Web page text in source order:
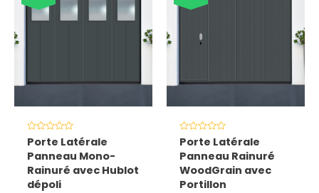
Note
0
sur
Porte Latérale
Panneau Mono-
Rainuré avec Hublot
dépoli
Note
0
sur
Porte Latérale
Panneau Rainuré
WoodGrain avec
Portillon